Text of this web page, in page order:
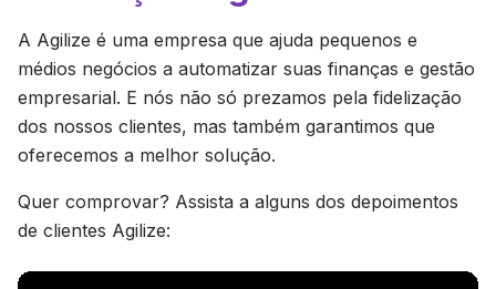
A Agilize é uma empresa que ajuda pequenos e
médios negócios a automatizar suas finanças e gestão
empresarial. E nós não só prezamos pela fidelização
dos nossos clientes, mas também garantimos que
oferecemos a melhor solução.
Quer comprovar? Assista a alguns dos depoimentos
de clientes Agilize: